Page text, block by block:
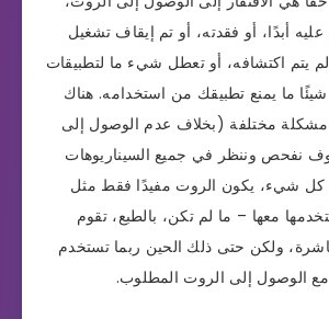
أبدًا، أو فقدته، أو تم إيقاف تشغيل
يتم اكتشافه، أو تعطل شيء ما لتطبيقات
ما يمنع تطبيقك من استخدامه. هناك
مشكلة مختلفة (بخلاف عدم الوصول إلى
نفحص وننظر في جميع السيناريوهات
كل شيء، يكون الروت مفيدًا فقط مثل
معها – ما لم تكن، بالطبع، تقوم
ولكن حتى ذلك الحين ربما تستخدم
الوصول إلى الروت المطلوب.